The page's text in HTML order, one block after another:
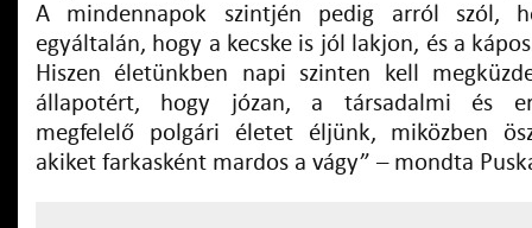
A mindennapok szintjén pedig arról szól,
egyáltalán, hogy a kecske is jól lakjon, és a
Hiszen életünkben napi szinten kell
állapotért, hogy józan, a társadalmi és
megfelelő polgári életet éljünk, miközben
akiket farkasként mardos a vágy” – mondta